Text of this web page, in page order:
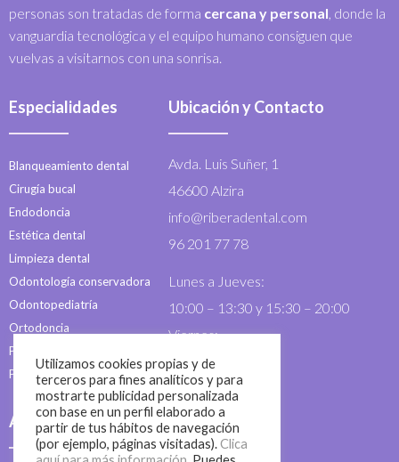
personas son tratadas de forma cercana y personal , donde la
vanguardia tecnológica y el equipo humano consiguen que
vuelvas a visitarnos con una sonrisa.
Especialidades
Blanqueamiento dental
Cirugía bucal
Endodoncia
Estética dental
Limpieza dental
Odontología conservadora
Odontopediatría
Ortodoncia
Periodoncia
Prótesis dentales
Ubicación y Contacto
Avda. Luis Suñer, 1
46600 Alzira
info@riberadental.com
96 201 77 78
Lunes a Jueves:
10:00 – 13:30 y 15:30 – 20:00
Viernes:
10:00 – 13:30
Acceso Rápido
Utilizamos cookies propias y de
terceros para fines analíticos y para
mostrarte publicidad personalizada
con base en un perfil elaborado a
partir de tus hábitos de navegación
(por ejemplo, páginas visitadas).Clica